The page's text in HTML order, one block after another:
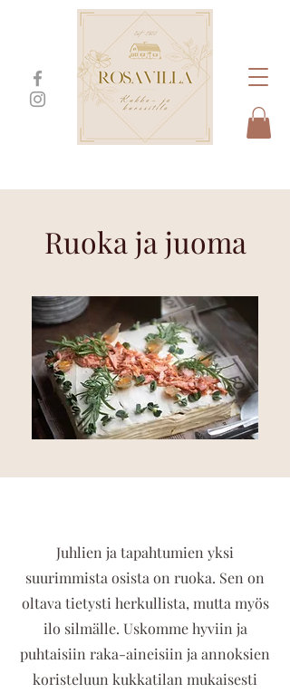
Ruoka ja juoma
Juhlien ja tapahtumien yksi
suurimmista osista on ruoka. Sen on
oltava tietysti herkullista, mutta myös
ilo silmälle. Uskomme hyviin ja
puhtaisiin raka-aineisiin ja annoksien
koristeluun kukkatilan mukaisesti